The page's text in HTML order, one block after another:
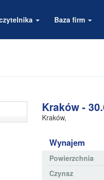
Baza firm
Kraków -
Kraków,
Wynajem
Powierzchnia
Czynsz